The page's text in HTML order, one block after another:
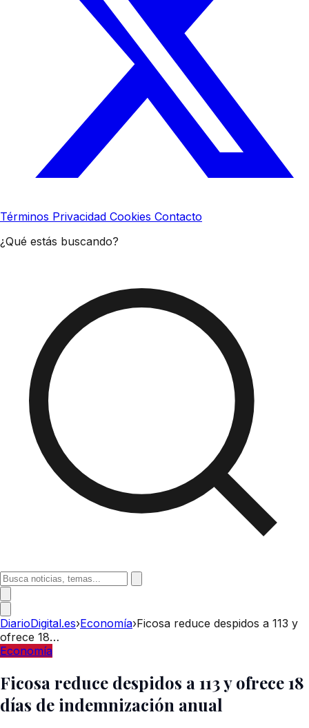
Términos Privacidad Cookies Contacto
¿Qué estás buscando?
DiarioDigital.es›Economía›Ficosa reduce despidos a 113 y
ofrece 18…
Economía
Ficosa reduce despidos a 113 y ofrece 18
días de indemnización anual